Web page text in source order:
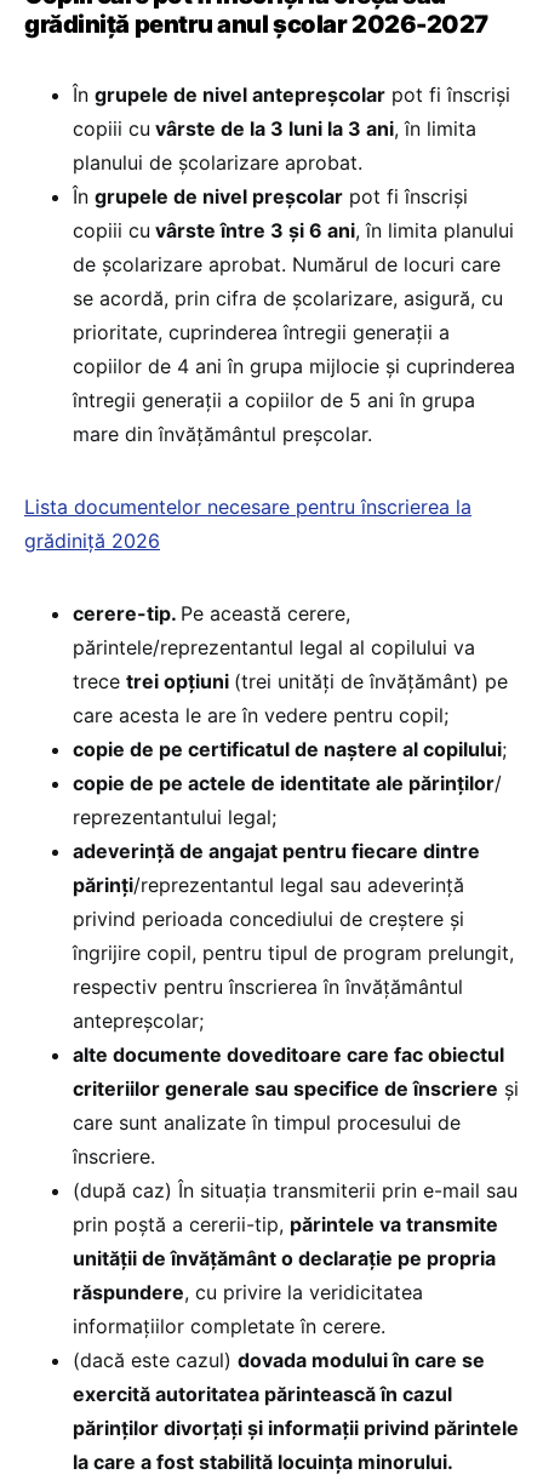
grădiniță pentru anul școlar 2026-2027
În grupele de nivel antepreșcolar pot fi înscriși
copiii cu vârste de la 3 luni la 3 ani, în limita
planului de școlarizare aprobat.
În grupele de nivel preșcolar pot fi înscriși
copiii cu vârste între 3 și 6 ani, în limita planului
de școlarizare aprobat. Numărul de locuri care
se acordă, prin cifra de școlarizare, asigură, cu
prioritate, cuprinderea întregii generații a
copiilor de 4 ani în grupa mijlocie și cuprinderea
întregii generații a copiilor de 5 ani în grupa
mare din învățământul preșcolar.
Lista documentelor necesare pentru înscrierea la
grădiniță 2026
cerere-tip. Pe această cerere,
părintele/reprezentantul legal al copilului va
trece trei opțiuni (trei unități de învățământ) pe
care acesta le are în vedere pentru copil;
copie de pe certificatul de naștere al copilului;
copie de pe actele de identitate ale părinților/
reprezentantului legal;
adeverință de angajat pentru fiecare dintre
părinți/reprezentantul legal sau adeverință
privind perioada concediului de creștere și
îngrijire copil, pentru tipul de program prelungit,
respectiv pentru înscrierea în învățământul
antepreșcolar;
alte documente doveditoare care fac obiectul
criteriilor generale sau specifice de înscriere și
care sunt analizate în timpul procesului de
înscriere.
(după caz) În situația transmiterii prin e-mail sau
prin poștă a cererii-tip, părintele va transmite
unității de învățământ o declarație pe propria
răspundere, cu privire la veridicitatea
informațiilor completate în cerere.
(dacă este cazul) dovada modului în care se
exercită autoritatea părintească în cazul
părinților divorțați și informații privind părintele
la care a fost stabilită locuința minorului.